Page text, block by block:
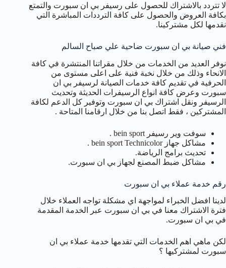
لا تتردد بالاشتراك للحصول على رسيفر بي ان سبورت والتمتع
بكافة العروض والحصول على كافة الترددات المباشرة التي
نقدمها لكل مشتركينا.
فني صيانة بي ان سبورت ضاحية علي صباح السالم
نوفر العديد من الخدمات من خلال مقراتنا المنتشرة في كافة
الانحاء وذلك من خلال نخبة فنية على اعلى مستوى من
الحرفية في تقديم كافة خدمات الصيانة لرسيفر بي ان
سبورت وعرض كافة انواع الرسيفرات الحديثة وتحديث
الرسيفر ونقل اشتراك بي ان سبورت وتوفير كل الدعم لكافة
المشتركين ، فقط اتصل بنا من خلال ارقامنا المتاحة .
سوفت وير رسيفر bein sport .
مشاكل جهاز bein sport Technicolor .
تحديث برامج الرياضة.
مشاكل ضبط المصنع لجهاز بي ان سبورت.
رقم خدمة عملاء بي ان سبورت
لدينا افضل الخبراء لمواجهة اي مشكلة تواجه العملاء خلال
فترة الاشتراك معنا في بي ان سبورت عبر الخدمة المقدمة
في بي ان سبورت.
لكن ماهي اهم الخدمات التي تقدمها خدمة عملاء بي ان
سبورت لمشتركيها ؟